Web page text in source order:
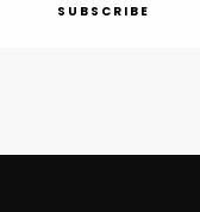
SUBSCRIBE